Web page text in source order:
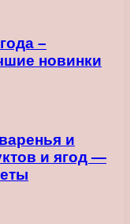
–
новинки
и
и ягод —